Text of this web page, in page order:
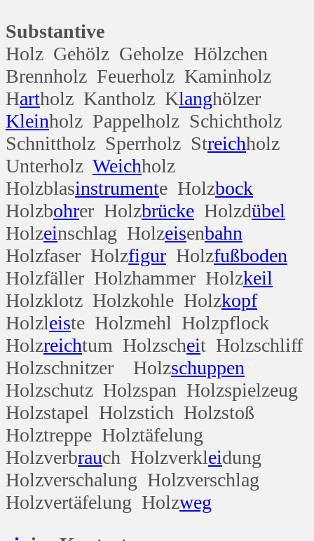
Substantive
Holz Gehölz Geholze Hölzchen
Brennholz Feuerholz Kaminholz
Hartholz Kantholz Klanghölzer
Kleinholz Pappelholz Schichtholz
Schnittholz Sperrholz Streichholz
Unterholz Weichholz
Holzblasinstrumente Holzbock
Holzbohrer Holzbrücke Holzdübel
Holzeinschlag Holzeisenbahn
Holzfaser Holzfigur Holzfußboden
Holzfäller Holzhammer Holzkeil
Holzklotz Holzkohle Holzkopf
Holzleiste Holzmehl Holzpflock
Holzreichtum Holzscheit Holzschliff
Holzschnitzer Holzschuppen
Holzschutz Holzspan Holzspielzeug
Holzstapel Holzstich Holzstoß
Holztreppe Holztäfelung
Holzverbrauch Holzverkleidung
Holzverschalung Holzverschlag
Holzvertäfelung Holzweg